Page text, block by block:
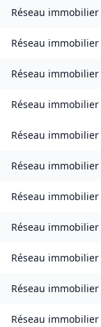
Réseau immobilier
Réseau immobilier
Réseau immobilier
Réseau immobilier
Réseau immobilier
Réseau immobilier
Réseau immobilier
Réseau immobilier
Réseau immobilier
Réseau immobilier
Réseau immobilier